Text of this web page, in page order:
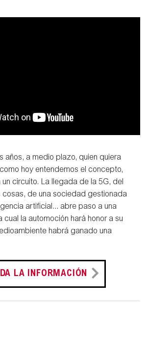
años, a medio plazo, quien quiera
hoy entendemos el concepto,
circuito. La llegada de la 5G, del
cosas, de una sociedad gestionada
artificial... abre paso a una
cual la automoción hará honor a su
habrá ganado una
LA INFORMACIÓN